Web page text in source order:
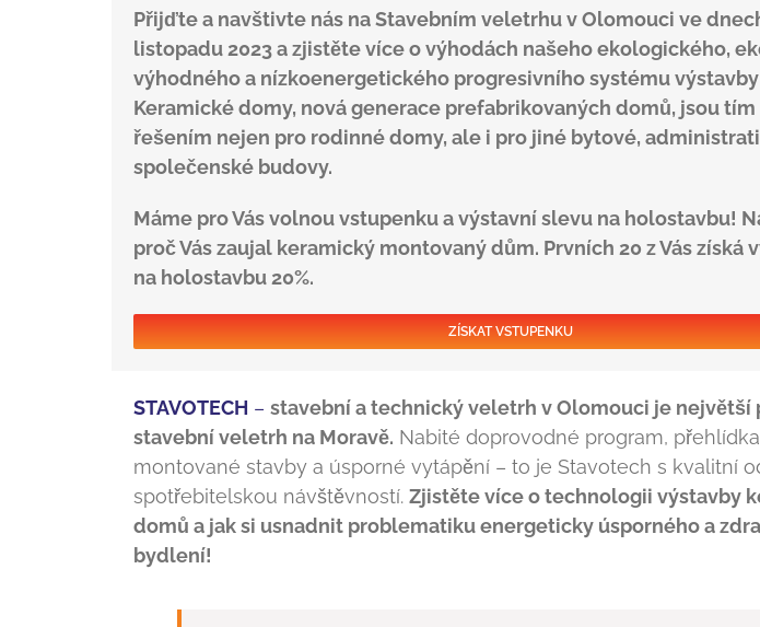
Přijďte a navštivte nás na Stavebním veletrhu v Olomouci ve
listopadu 2023 a zjistěte více o výhodách našeho ekologického,
výhodného a nízkoenergetického progresivního systému
Keramické domy, nová generace prefabrikovaných domů, jsou
řešením nejen pro rodinné domy, ale i pro jiné bytové,
společenské budovy.
Máme pro Vás volnou vstupenku a výstavní slevu na holostavbu!
proč Vás zaujal keramický montovaný dům. Prvních 20 z Vás získá
na holostavbu 20%.
ZÍSKAT VSTUPENKU
STAVOTECH – stavební a technický veletrh v Olomouci je největší
stavební veletrh na Moravě. Nabité doprovodné program,
montované stavby a úsporné vytápění – to je Stavotech s kvalitní
spotřebitelskou návštěvností. Zjistěte více o technologii výstavby
domů a jak si usnadnit problematiku energeticky úsporného a
bydlení!